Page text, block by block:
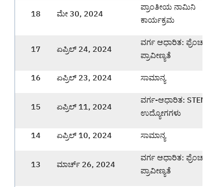
18 ಮೇ 30, 2024
ಪ್ರಾಂತೀಯ ನಾಮಿನಿ
ಕಾರ್ಯಕ್ರಮ
17 ಏಪ್ರಿಲ್ 24, 2024
ವರ್ಗ ಆಧಾರಿತ: ಫ್ರೆಂಚ್
ಪ್ರಾವೀಣ್ಯತೆ
16 ಏಪ್ರಿಲ್ 23, 2024 ಸಾಮಾನ್ಯ
15 ಏಪ್ರಿಲ್ 11, 2024
ವರ್ಗ-ಆಧಾರಿತ: STEM
ಉದ್ಯೋಗಗಳು
14 ಏಪ್ರಿಲ್ 10, 2024 ಸಾಮಾನ್ಯ
13 ಮಾರ್ಚ್ 26, 2024
ವರ್ಗ ಆಧಾರಿತ: ಫ್ರೆಂಚ್
ಪ್ರಾವೀಣ್ಯತೆ